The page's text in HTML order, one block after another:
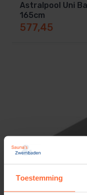
Toestemming
Astralpool Uni
165cm
577,45